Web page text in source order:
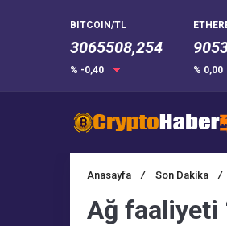
BITCOIN/TL
3065508,254
% -0,40 % 0,00
Anasayfa / Son Dakika /
Ağ faaliyeti